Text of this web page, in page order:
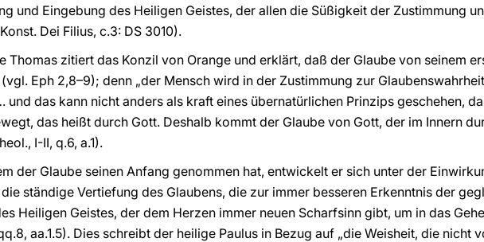
und Eingebung des Heiligen Geistes, der allen die Süßigkeit der Zustimmung
Dei Filius, c.3: DS 3010).
Thomas zitiert das Konzil von Orange und erklärt, daß der Glaube von seinem
Eph 2,8–9); denn „der Mensch wird in der Zustimmung zur
und das kann nicht anders als kraft eines übernatürlichen Prinzips geschehen,
das heißt durch Gott. Deshalb kommt der Glaube von Gott, der im Innern
I-II, q.6, a.1).
der Glaube seinen Anfang genommen hat, entwickelt er sich unter der
ständige Vertiefung des Glaubens, die zur immer besseren Erkenntnis der
Heiligen Geistes, der dem Herzen immer neuen Scharfsinn gibt, um in das
aa.1.5). Dies schreibt der heilige Paulus in Bezug auf „die Weisheit, die nicht